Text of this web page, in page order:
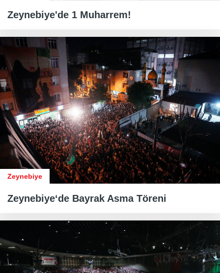
Zeynebiye'de 1 Muharrem!
Zeynebiye
Zeynebiye‘de Bayrak Asma Töreni